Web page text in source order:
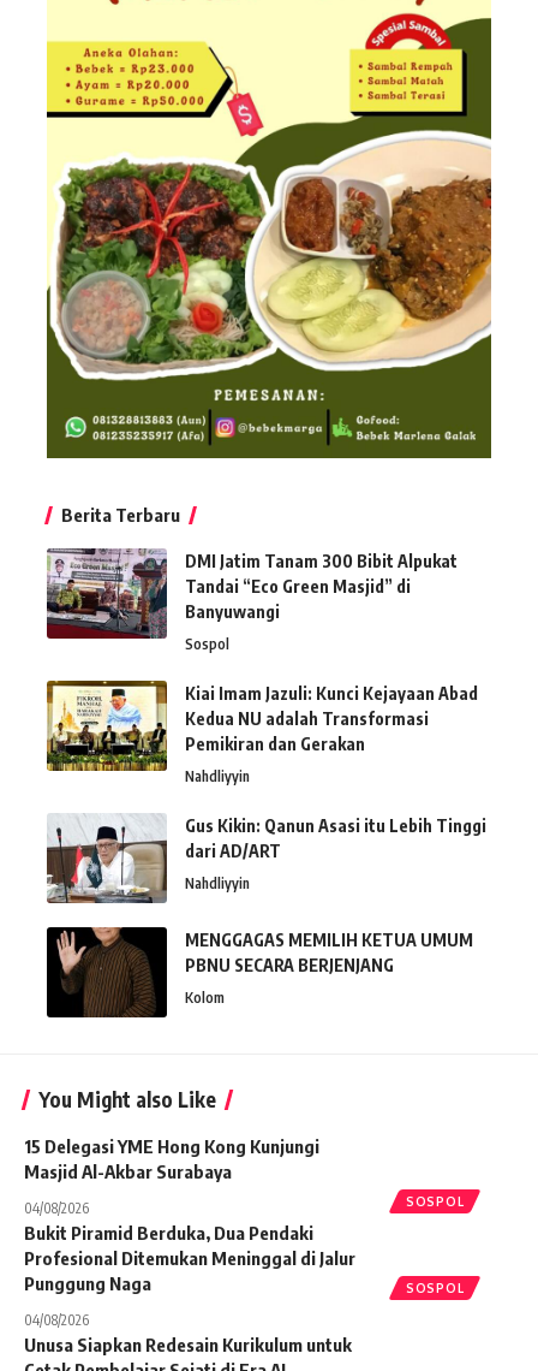
Berita Terbaru
DMI Jatim Tanam 300 Bibit Alpukat
Tandai “Eco Green Masjid” di
Banyuwangi
Sospol
Kiai Imam Jazuli: Kunci Kejayaan Abad
Kedua NU adalah Transformasi
Pemikiran dan Gerakan
Nahdliyyin
Gus Kikin: Qanun Asasi itu Lebih Tinggi
dari AD/ART
Nahdliyyin
MENGGAGAS MEMILIH KETUA UMUM
PBNU SECARA BERJENJANG
Kolom
You Might also Like
SOSPOL
15 Delegasi YME Hong Kong Kunjungi
Masjid Al-Akbar Surabaya
04/08/2026
SOSPOL
Bukit Piramid Berduka, Dua Pendaki
Profesional Ditemukan Meninggal di Jalur
Punggung Naga
04/08/2026
Unusa Siapkan Redesain Kurikulum untuk